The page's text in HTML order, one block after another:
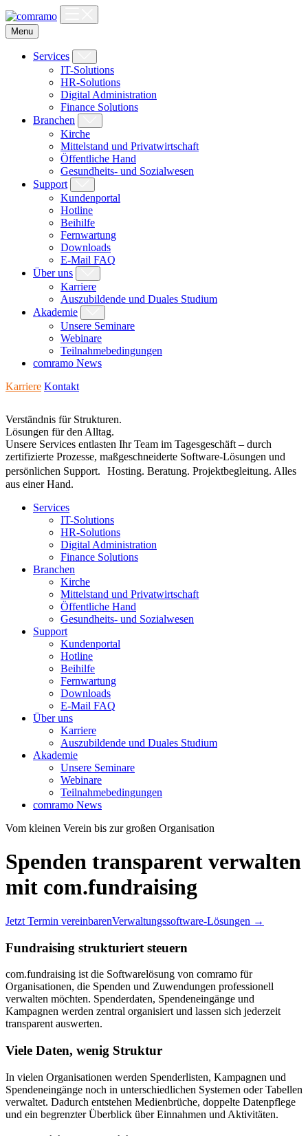
Skip
to
content
Menu
Services
IT-Solutions
HR-Solutions
Digital Administration
Finance Solutions
Branchen
Kirche
Mittelstand und Privatwirtschaft
Öffentliche Hand
Gesundheits- und Sozialwesen
Support
Kundenportal
Hotline
Beihilfe
Fernwartung
Downloads
E-Mail FAQ
Über uns
Karriere
Auszubildende und Duales Studium
Akademie
Unsere Seminare
Webinare
Teilnahmebedingungen
comramo News
Karriere Kontakt
Verständnis für Strukturen.
Lösungen für den Alltag.
Unsere Services entlasten Ihr Team im Tagesgeschäft – durch
zertifizierte Prozesse, maßgeschneiderte Software-Lösungen und
persönlichen Support. Hosting. Beratung. Projektbegleitung. Alles
aus einer Hand.
Services
IT-Solutions
HR-Solutions
Digital Administration
Finance Solutions
Branchen
Kirche
Mittelstand und Privatwirtschaft
Öffentliche Hand
Gesundheits- und Sozialwesen
Support
Kundenportal
Hotline
Beihilfe
Fernwartung
Downloads
E-Mail FAQ
Über uns
Karriere
Auszubildende und Duales Studium
Akademie
Unsere Seminare
Webinare
Teilnahmebedingungen
comramo News
Vom kleinen Verein bis zur großen Organisation
Spenden transparent verwalten
mit com.fundraising
Jetzt Termin vereinbarenVerwaltungssoftware-Lösungen →
Fundraising strukturiert steuern
com.fundraising ist die Softwarelösung von comramo für
Organisationen, die Spenden und Zuwendungen professionell
verwalten möchten. Spenderdaten, Spendeneingänge und
Kampagnen werden zentral organisiert und lassen sich jederzeit
transparent auswerten.
Viele Daten, wenig Struktur
In vielen Organisationen werden Spenderlisten, Kampagnen und
Spendeneingänge noch in unterschiedlichen Systemen oder Tabellen
verwaltet. Dadurch entstehen Medienbrüche, doppelte Datenpflege
und ein begrenzter Überblick über Einnahmen und Aktivitäten.